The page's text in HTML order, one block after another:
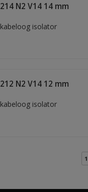
214 N2 V14 14 mm
kabeloog isolator
212 N2 V14 12 mm
kabeloog isolator
1